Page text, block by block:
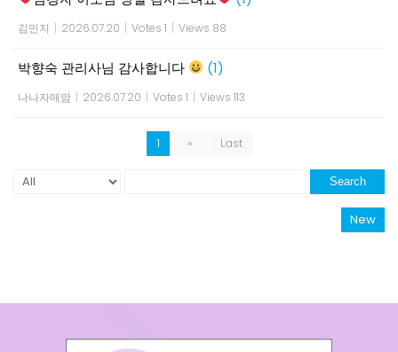
김민지 | 2026.07.20 | Votes 1 | Views 88
박향숙 관리사님 감사합니다 (1)
나나자매맘 | 2026.07.20 | Votes 1 | Views 113
1 » Last
Search
New